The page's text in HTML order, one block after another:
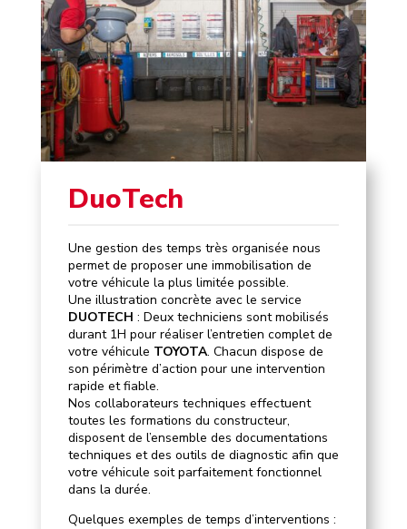
DuoTech
Une gestion des temps très organisée nous
permet de proposer une immobilisation de
votre véhicule la plus limitée possible.
Une illustration concrète avec le service
DUOTECH : Deux techniciens sont mobilisés
durant 1H pour réaliser l’entretien complet de
votre véhicule TOYOTA. Chacun dispose de
son périmètre d’action pour une intervention
rapide et fiable.
Nos collaborateurs techniques effectuent
toutes les formations du constructeur,
disposent de l’ensemble des documentations
techniques et des outils de diagnostic afin que
votre véhicule soit parfaitement fonctionnel
dans la durée.
Quelques exemples de temps d’interventions :